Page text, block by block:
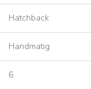
Hatchback
Handmatig
6